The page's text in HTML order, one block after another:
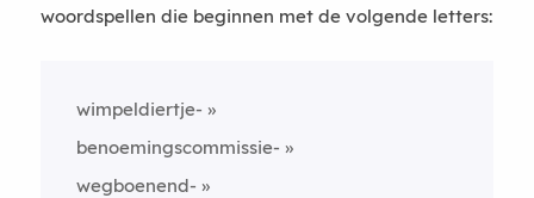
woordspellen die beginnen met de volgende letters:
wimpeldiertje-
benoemingscommissie-
wegboenend-